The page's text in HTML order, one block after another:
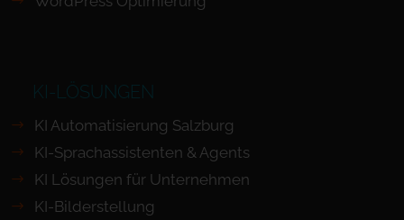
KI-LÖSUNGEN
KI Automatisierung Salzburg
KI-Sprachassistenten & Agents
KI Lösungen für Unternehmen
KI-Bilderstellung